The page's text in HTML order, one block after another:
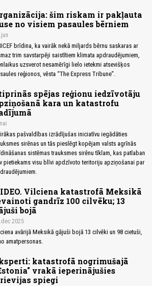
šim riskam ir pakļauta
no visiem pasaules bērniem
brīdina, ka vairāk nekā miljards bērnu saskaras ar
trim savstarpēji saistītiem klimata apdraudējumiem,
uzsverot nesamērīgi lielo ietekmi atsevišķos
reģionos, vēsta “The Express Tribune”.
spējas reģionu iedzīvotāju
kara un katastrofu
pašvaldības izrādījušas iniciatīvu iegādāties
sirēnas un tās pieslēgt kopējam valsts agrīnās
sistēmas trauksmes sirēnu tīklam, kas patlaban
pietiekams visu blīvi apdzīvoto teritoriju apziņošanai par
Vilciena katastrofā Meksikā
gandrīz 100 cilvēku; 13
bojā
2025
avārijā Meksikā gājuši bojā 13 cilvēki un 98 cietuši,
amatpersonas.
katastrofā nogrimušajā
vrakā ieperinājušies
spiegi